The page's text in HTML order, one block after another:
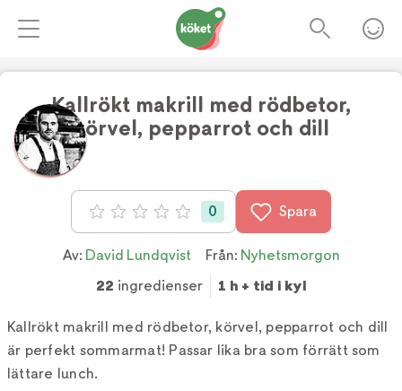
Kallrökt makrill med rödbetor,
körvel, pepparrot och dill
Betyg: 0 av 5 0 Spara
Av: David Lundqvist Från: Nyhetsmorgon
22 ingredienser 1 h + tid i kyl
Kallrökt makrill med rödbetor, körvel, pepparrot och dill
är perfekt sommarmat! Passar lika bra som förrätt som
lättare lunch.